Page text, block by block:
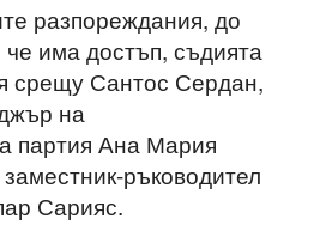
разпореждания, до
има достъп, съдията
срещу Сантос Сердан,
на
партия Ана Мария
ръководител
Сарияс.